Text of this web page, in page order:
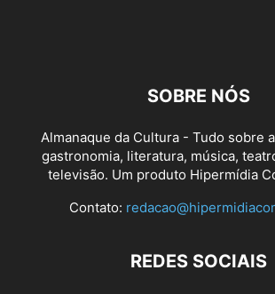
SOBRE NÓS
Almanaque da Cultura - Tudo sobre
gastronomia, literatura, música,
televisão. Um produto Hipermídia
Contato:
REDES SOCIAIS